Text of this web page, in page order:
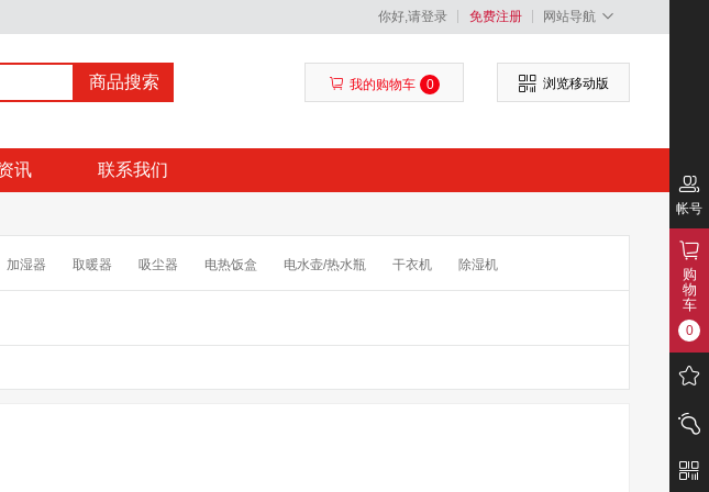
你好,请登录 免费注册 网站导航
商品搜索 我的购物车 0 浏览移动版
讯 联系我们
加湿器 取暖器 吸尘器 电热饭盒 电水壶/热水瓶 干衣机 除湿机
帐号
购
物
车
0